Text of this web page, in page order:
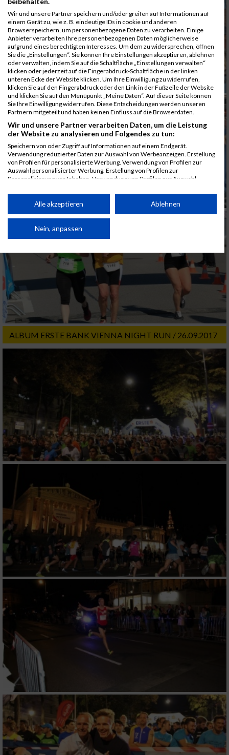
ALBUM ERSTE BANK VIENNA NIGHT RUN / 26.09.2017
Wir und unsere Partner speichern und/oder greifen auf Informationen auf
einem Gerät zu, wie z. B. eindeutige IDs in cookie und anderen
Browserspeichern, um personenbezogene Daten zu verarbeiten. Einige
Anbieter verarbeiten Ihre personenbezogenen Daten möglicherweise
aufgrund eines berechtigten Interesses. Um dem zu widersprechen, öffnen
Sie die „Einstellungen“. Sie können Ihre Einstellungen akzeptieren, ablehnen
oder verwalten, indem Sie auf die Schaltfläche „Einstellungen verwalten“
klicken oder jederzeit auf die Fingerabdruck-Schaltfläche in der linken
unteren Ecke der Website klicken. Um Ihre Einwilligung zu widerrufen,
klicken Sie auf den Fingerabdruck oder den Link in der Fußzeile der Website
und klicken Sie auf den Menüpunkt „Meine Daten“. Auf dieser Seite können
Sie Ihre Einwilligung widerrufen. Diese Entscheidungen werden unseren
Partnern mitgeteilt und haben keinen Einfluss auf die Browserdaten.
Wir und unsere Partner verarbeiten Daten, um die Leistung
der Website zu analysieren und Folgendes zu tun:
Speichern von oder Zugriff auf Informationen auf einem Endgerät.
Verwendung reduzierter Daten zur Auswahl von Werbeanzeigen. Erstellung
von Profilen für personalisierte Werbung. Verwendung von Profilen zur
Auswahl personalisierter Werbung. Erstellung von Profilen zur
Personalisierung von Inhalten. Verwendung von Profilen zur Auswahl
Performance von Inhalten. Analyse von Zielgruppen durch Statistiken oder
Kombinationen von Daten aus verschiedenen Quellen. Entwicklung und
von Inhalten.
Daten können außerhalb der Europäischen Union weitergegeben und in die
Partnerliste anzeigen (1 IAB-Anbieter)
Wir nutzen Ihre Daten für folgende Zwecke:
IAB-Verarbeitungszwecke:
Speichern von oder Zugriff auf Informationen
Erstellung von Profilen für personalisierte
Werbung
Verwendung von Profilen zur Auswahl
personalisierter Werbung
Erstellung von Profilen zur Personalisierung
von Inhalten
personalisierter Inhalte
Messung der Werbeleistung
Messung der Performance von Inhalten
Analyse von Zielgruppen durch Statistiken
oder Kombinationen von Daten aus
verschiedenen Quellen
Entwicklung und Verbesserung der Angebote
Verwendung reduzierter Daten zur Auswahl
von Inhalten
IAB-Besonderheiten:
Verwendung genauer Standortdaten
Geräte anhand von aktiv angeforderten
Informationen identifizieren
Nicht-IAB-Verarbeitungszwecke:
Alle akzeptieren Ablehnen
Nein, anpassen